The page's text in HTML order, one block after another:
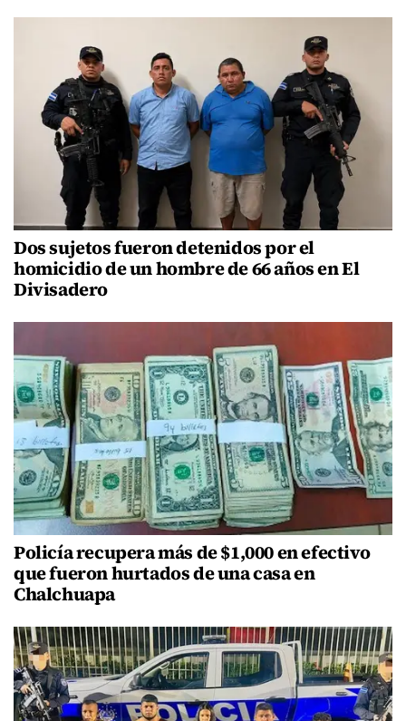
Dos sujetos fueron detenidos por el
homicidio de un hombre de 66 años en El
Divisadero
Policía recupera más de $1,000 en efectivo
que fueron hurtados de una casa en
Chalchuapa